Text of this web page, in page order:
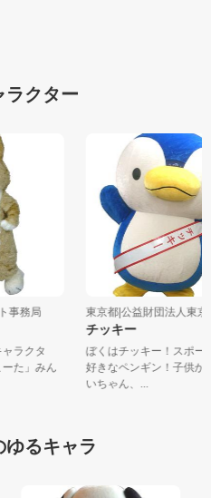
ラクター
ト事務局
ャラクタ
ーた」みん
東京都|公益財団法人東
チッキー
ぼくはチッキー！スポ
好きなペンギン！子供
いちゃん、...
ゆるキャラ